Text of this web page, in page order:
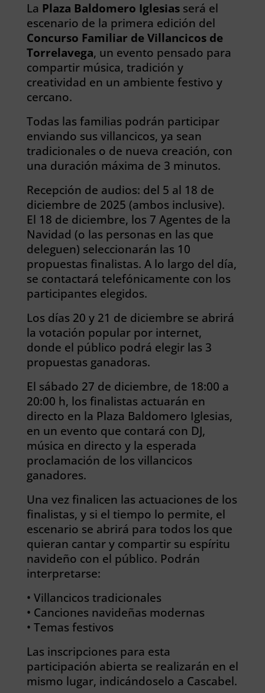
La Plaza Baldomero Iglesiasserá el
escenario de la primera edición del
Concurso Familiar de Villancicos de
Torrelavega, un evento pensado para
compartir música, tradición y
creatividad en un ambiente festivo y
cercano.
Todas las familias podrán participar
enviando sus villancicos, ya sean
tradicionales o de nueva creación, con
una duración máxima de 3 minutos.
Recepción de audios: del 5 al 18 de
diciembre de 2025 (ambos inclusive).
El 18 de diciembre, los 7 Agentes de la
Navidad (o las personas en las que
deleguen) seleccionarán las 10
propuestas finalistas. A lo largo del día,
se contactará telefónicamente con los
participantes elegidos.
Los días 20 y 21 de diciembre se abrirá
la votación popular por internet,
donde el público podrá elegir las 3
propuestas ganadoras.
El sábado 27 de diciembre, de 18:00 a
20:00 h, los finalistas actuarán en
directo en la Plaza Baldomero Iglesias,
en un evento que contará con DJ,
música en directo y la esperada
proclamación de los villancicos
ganadores.
Una vez finalicen las actuaciones de los
finalistas, y si el tiempo lo permite, el
escenario se abrirá para todos los que
quieran cantar y compartir su espíritu
navideño con el público. Podrán
interpretarse:
• Villancicos tradicionales
• Canciones navideñas modernas
• Temas festivos
Las inscripciones para esta
participación abierta se realizarán en el
mismo lugar, indicándoselo a Cascabel.